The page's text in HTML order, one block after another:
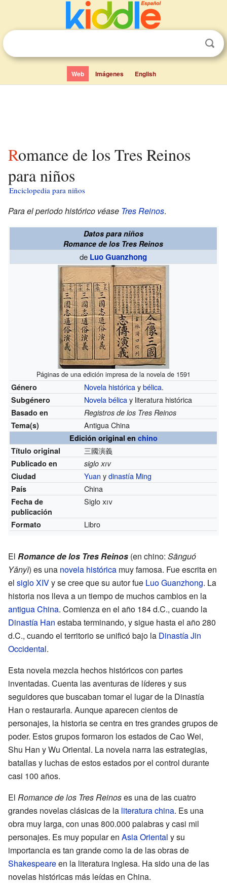
Web Imágenes English
Romance de los Tres Reinos
para niños
Enciclopedia para niños
Para el periodo histórico véase Tres Reinos.
Datos para niños
Romance de los Tres Reinos
de Luo Guanzhong
Páginas de una edición impresa de la novela de 1591
Género Novela históricaybélica.
Subgénero Novela bélicay literatura histórica
Basado en
Registros de los Tres Reinos
Tema(s)
Antigua China
Edición original en chino
Título original
三國演義
Publicado en sigloxiv
Ciudad
Yuan ydinastía Ming
País China
Fecha de
publicación
Sigloxiv
Formato Libro
El Romance de los Tres Reinos (en chino: Sānguó
Yǎnyì) es una novela histórica muy famosa. Fue escrita en
el siglo XIVy se cree que su autor fue Luo Guanzhong. La
historia nos lleva a un tiempo de muchos cambios en la
antigua China. Comienza en el año 184 d.C., cuando la
Dinastía Han estaba terminando, y sigue hasta el año 280
d.C., cuando el territorio se unificó bajo la Dinastía Jin
Occidental.
Esta novela mezcla hechos históricos con partes
inventadas. Cuenta las aventuras de líderes y sus
seguidores que buscaban tomar el lugar de la Dinastía
Han o restaurarla. Aunque aparecen cientos de
personajes, la historia se centra en tres grandes grupos de
poder. Estos grupos formaron los estados de Cao Wei,
Shu Han y Wu Oriental. La novela narra las estrategias,
batallas y luchas de estos estados por el control durante
casi 100 años.
El Romance de los Tres Reinoses una de las cuatro
grandes novelas clásicas de la literatura china. Es una
obra muy larga, con unas 800.000 palabras y casi mil
personajes. Es muy popular en Asia Oriental y su
importancia es tan grande como la de las obras de
Shakespeareen la literatura inglesa. Ha sido una de las
novelas históricas más leídas en China.